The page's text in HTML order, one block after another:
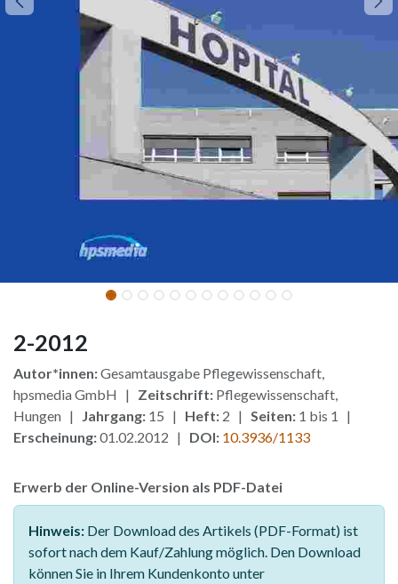
2-2012
Autor*innen:Gesamtausgabe Pflegewissenschaft,
hpsmedia GmbH | Zeitschrift: Pflegewissenschaft,
Hungen | Jahrgang: 15 | Heft: 2 | Seiten: 1 bis 1 |
Erscheinung:01.02.2012 | DOI: 10.3936/1133
Erwerb der Online-Version als PDF-Datei
Hinweis: Der Download des Artikels (PDF-Format) ist
sofort nach dem Kauf/Zahlung möglich. Den Download
können Sie in Ihrem Kundenkonto unter